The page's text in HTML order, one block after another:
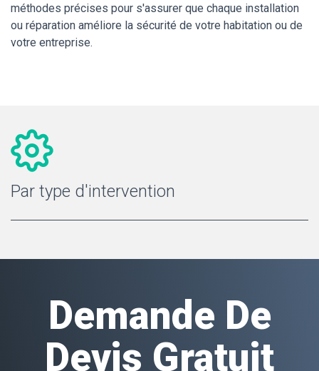
méthodes précises pour s'assurer que chaque installation
ou réparation améliore la sécurité de votre habitation ou de
votre entreprise.
Par type d'intervention
Demande De
Devis Gratuit